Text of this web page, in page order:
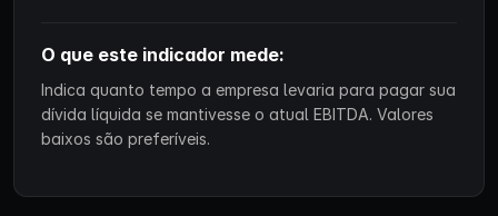
O que este indicador mede:
Indica quanto tempo a empresa levaria para pagar sua
dívida líquida se mantivesse o atual EBITDA. Valores
baixos são preferíveis.